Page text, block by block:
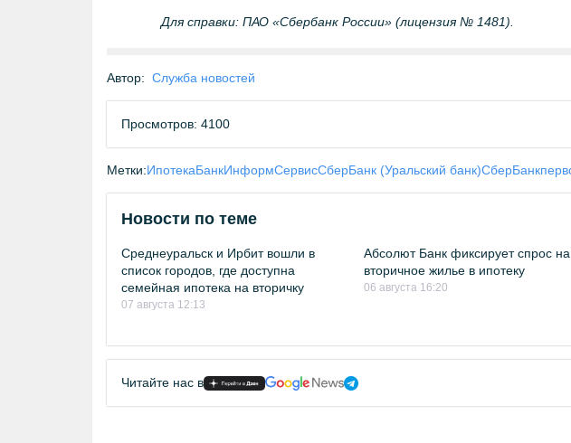
Для справки: ПАО «Сбербанк России» (лицензия № 1481).
Автор: Служба новостей
Просмотров: 4100
Метки:ИпотекаБанкИнформСервисСберБанк (Уральский банк)СберБанк
Новости по теме
Среднеуральск и Ирбит вошли в
список городов, где доступна
семейная ипотека на вторичку
07 августа 12:13
Абсолют Банк фиксирует спрос на
вторичное жилье в ипотеку
06 августа 16:20
Читайте нас в